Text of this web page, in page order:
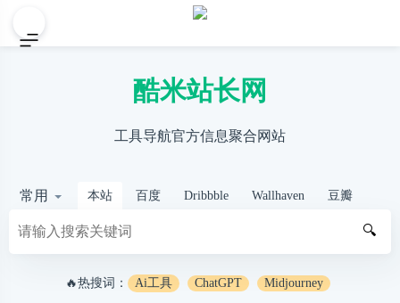
酷米站长网
工具导航官方信息聚合网站
常用 本站 百度 Dribbble Wallhaven 豆瓣
🔍
🔥热搜词： Ai工具 ChatGPT Midjourney